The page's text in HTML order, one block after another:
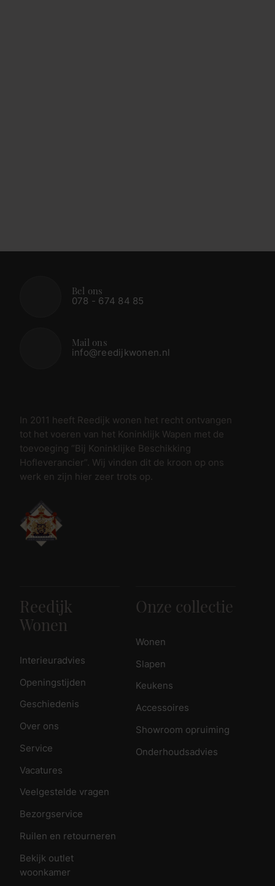
Bel ons
078 - 674 84 85
Mail ons
info@reedijkwonen.nl
In 2011 heeft Reedijk wonen het recht ontvangen
tot het voeren van het Koninklijk Wapen met de
toevoeging “Bij Koninklijke Beschikking
Hofleverancier”. Wij vinden dit de kroon op ons
werk en zijn hier zeer trots op.
Reedijk
Wonen
Interieuradvies
Openingstijden
Geschiedenis
Over ons
Service
Vacatures
Veelgestelde vragen
Bezorgservice
Ruilen en retourneren
Bekijk outlet
woonkamer
Onze collectie
Wonen
Slapen
Keukens
Accessoires
Showroom opruiming
Onderhoudsadvies